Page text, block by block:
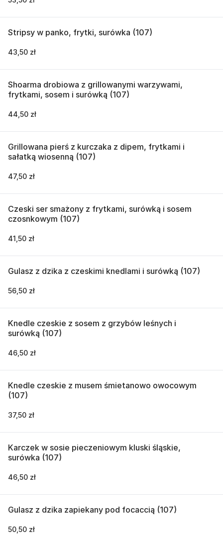
Stripsy w panko, frytki, surówka (107)
43,50 zł
Shoarma drobiowa z grillowanymi warzywami,
frytkami, sosem i surówką (107)
44,50 zł
Grillowana pierś z kurczaka z dipem, frytkami i
sałatką wiosenną (107)
47,50 zł
Czeski ser smażony z frytkami, surówką i sosem
czosnkowym (107)
41,50 zł
Gulasz z dzika z czeskimi knedlami i surówką (107)
56,50 zł
Knedle czeskie z sosem z grzybów leśnych i
surówką (107)
46,50 zł
Knedle czeskie z musem śmietanowo owocowym
(107)
37,50 zł
Karczek w sosie pieczeniowym kluski śląskie,
surówka (107)
46,50 zł
Gulasz z dzika zapiekany pod focaccią (107)
50,50 zł